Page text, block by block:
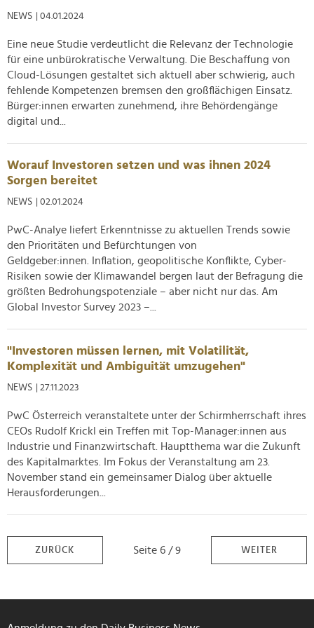
Verwendung unserer Website an unsere Partner für
Partner führen diese Informationen möglicherweise mit
weiteren Daten zusammen, die Sie ihnen bereitgestellt
haben oder die sie im Rahmen Ihrer Nutzung der Dienste
gesammelt haben.
NEWS | 04.01.2024
Eine neue Studie verdeutlicht die Relevanz der Technologie
für eine unbürokratische Verwaltung. Die Beschaffung von
Cloud-Lösungen gestaltet sich aktuell aber schwierig, auch
fehlende Kompetenzen bremsen den großflächigen Einsatz.
Bürger:innen erwarten zunehmend, ihre Behördengänge
digital und...
Worauf Investoren setzen und was ihnen 2024
Sorgen bereitet
NEWS | 02.01.2024
PwC-Analye liefert Erkenntnisse zu aktuellen Trends sowie
den Prioritäten und Befürchtungen von
Geldgeber:innen. Inflation, geopolitische Konflikte, Cyber-
Risiken sowie der Klimawandel bergen laut der Befragung die
größten Bedrohungspotenziale – aber nicht nur das. Am
Global Investor Survey 2023 –...
"Investoren müssen lernen, mit Volatilität,
Komplexität und Ambiguität umzugehen"
NEWS | 27.11.2023
PwC Österreich veranstaltete unter der Schirmherrschaft ihres
CEOs Rudolf Krickl ein Treffen mit Top-Manager:innen aus
Industrie und Finanzwirtschaft. Hauptthema war die Zukunft
des Kapitalmarktes. Im Fokus der Veranstaltung am 23.
November stand ein gemeinsamer Dialog über aktuelle
Herausforderungen...
ZURÜCK Seite 6 / 9 WEITER